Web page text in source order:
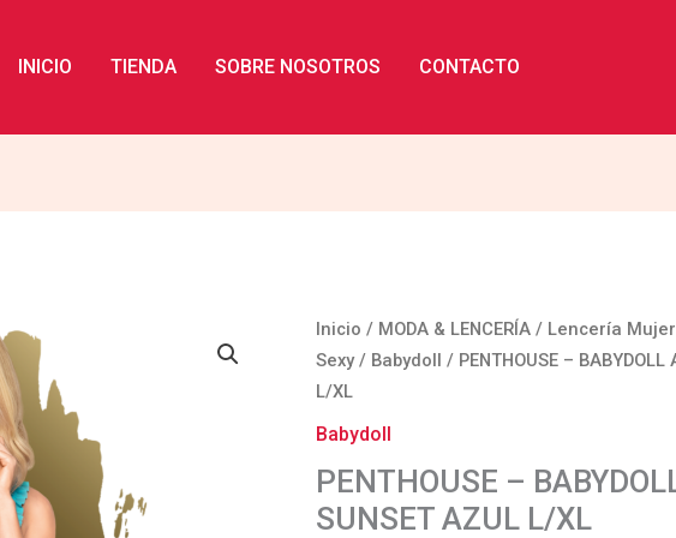
INICIO TIENDA SOBRE NOSOTROS CONTACTO
Inicio / MODA & LENCERÍA / Lencería Mujer
Sexy/ Babydoll
/ PENTHOUSE – BABYDOLL
L/XL
Babydoll
PENTHOUSE –
SUNSET AZUL L/XL
PENTHOUSE
-
BABYDOLL
AFTER
AZUL
L/XL